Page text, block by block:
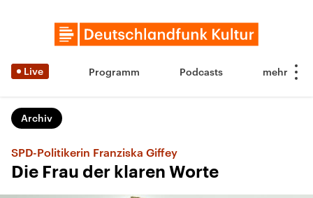
Live Programm Podcasts
Archiv
SPD-Politikerin Franziska Giffey
Die Frau der klaren Worte